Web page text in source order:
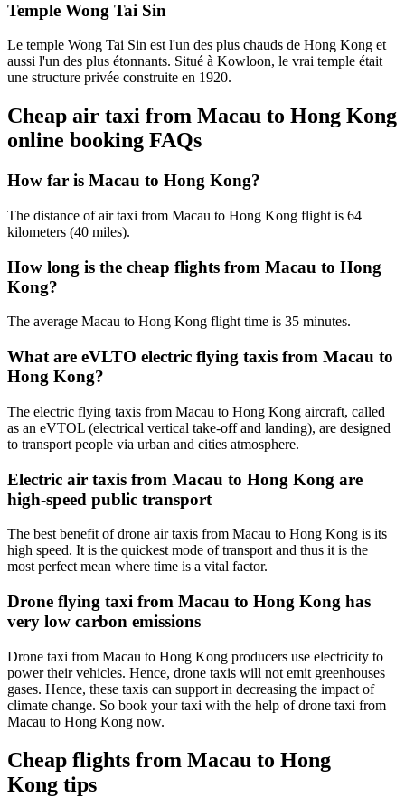
Temple Wong Tai Sin
Le temple Wong Tai Sin est l'un des plus chauds de Hong Kong et
aussi l'un des plus étonnants. Situé à Kowloon, le vrai temple était
une structure privée construite en 1920.
Cheap air taxi from Macau to Hong Kong
online booking FAQs
How far is Macau to Hong Kong?
The distance of air taxi from Macau to Hong Kong flight is 64
kilometers (40 miles).
How long is the cheap flights from Macau to Hong
Kong?
The average Macau to Hong Kong flight time is 35 minutes.
What are eVLTO electric flying taxis from Macau to
Hong Kong?
The electric flying taxis from Macau to Hong Kong aircraft, called
as an eVTOL (electrical vertical take-off and landing), are designed
to transport people via urban and cities atmosphere.
Electric air taxis from Macau to Hong Kong are
high-speed public transport
The best benefit of drone air taxis from Macau to Hong Kong is its
high speed. It is the quickest mode of transport and thus it is the
most perfect mean where time is a vital factor.
Drone flying taxi from Macau to Hong Kong has
very low carbon emissions
Drone taxi from Macau to Hong Kong producers use electricity to
power their vehicles. Hence, drone taxis will not emit greenhouses
gases. Hence, these taxis can support in decreasing the impact of
climate change. So book your taxi with the help of drone taxi from
Macau to Hong Kong now.
Cheap flights from Macau to Hong
Kong tips